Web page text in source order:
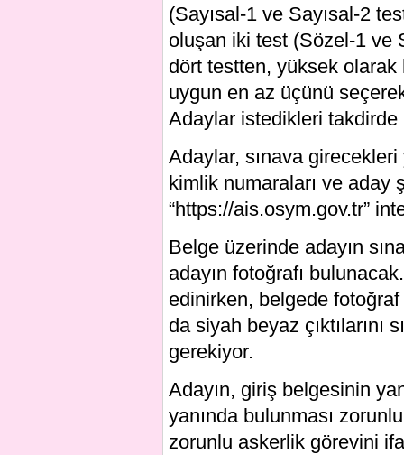
(Sayısal-1 ve Sayısal-2
oluşan iki test (Sözel-1 ve
dört testten, yüksek olarak
uygun en az üçünü
Adaylar istedikleri
Adaylar, sınava
kimlik numaraları ve aday
“https://ais.osym.gov.tr”
Belge üzerinde adayın
adayın fotoğrafı
edinirken, belgede
da siyah beyaz çıktılarını
gerekiyor.
Adayın, giriş belgesinin
yanında bulunması
zorunlu askerlik görevini